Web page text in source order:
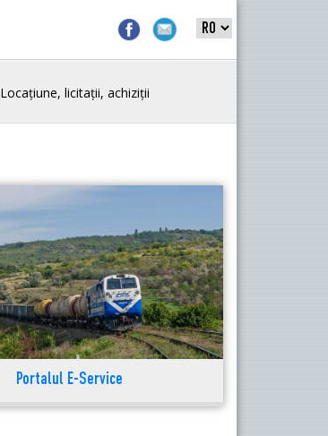
Locațiune, licitații, achiziții
Portalul E-Service